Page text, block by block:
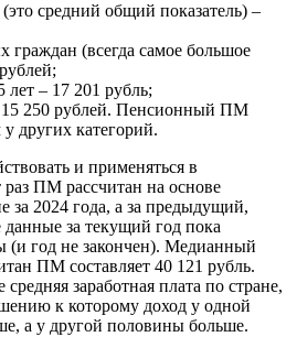
средний общий показатель) –
граждан (всегда самое большое
лет – 17 201 рубль;
15 250 рублей. Пенсионный ПМ
других категорий.
и применяться в
ПМ рассчитан на основе
за 2024 года, а за предыдущий,
данные за текущий год пока
(и год не закончен). Медианный
ПМ составляет 40 121 рубль.
заработная плата по стране,
к которому доход у одной
а у другой половины больше.